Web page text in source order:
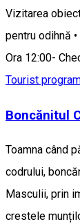
Vizitarea
pentru odihnă
Ora 12:00-
Tourist
Boncănitul
Toamna când
codrului,
Masculii, prin
crestele